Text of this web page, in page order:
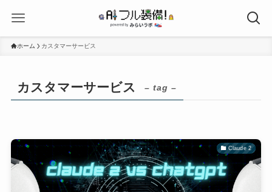
ホーム カスタマーサービス
カスタマーサービス – tag –
Claude 2